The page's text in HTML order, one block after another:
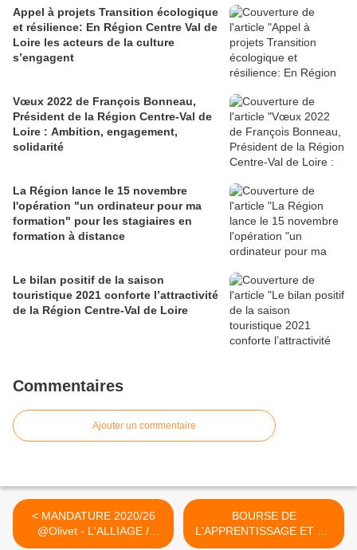
Appel à projets Transition écologique
et résilience: En Région Centre Val de
Loire les acteurs de la culture
s’engagent
Vœux 2022 de François Bonneau,
Président de la Région Centre-Val de
Loire : Ambition, engagement,
solidarité
La Région lance le 15 novembre
l'opération "un ordinateur pour ma
formation" pour les stagiaires en
formation à distance
Le bilan positif de la saison
touristique 2021 conforte l’attractivité
de la Région Centre-Val de Loire
Commentaires
Ajouter un commentaire
< MANDATURE 2020/26
@Olivet - L'ALLIAGE /
Premier...
BOURSE DE
L'APPRENTISSAGE ET DE
L'ALTERNANCE... >